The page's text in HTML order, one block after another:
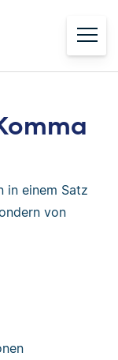
in einem Satz
von